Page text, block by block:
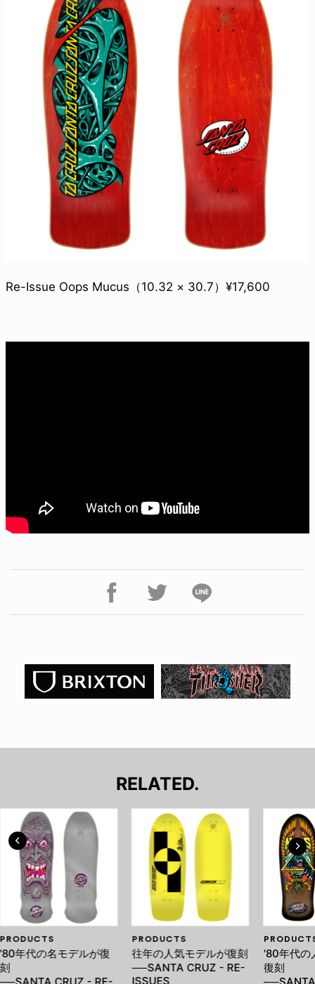
Re-Issue Oops Mucus（10.32 × 30.7）¥17,600
RELATED.
PRODUCTS
'80年代の名モデルが復
刻
PRODUCTS
往年の人気モデルが復刻
──SANTA CRUZ - RE-
ISSUES
'80年代の
復刻